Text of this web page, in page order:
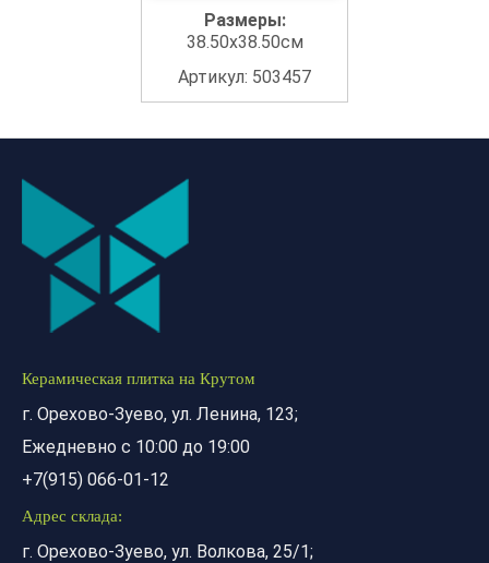
Размеры:
38.50x38.50см
Артикул: 503457
Керамическая плитка на Крутом
г. Орехово-Зуево, ул. Ленина, 123;
Ежедневно с 10:00 до 19:00
+7(915) 066-01-12
Адрес склада:
г. Орехово-Зуево, ул. Волкова, 25/1;